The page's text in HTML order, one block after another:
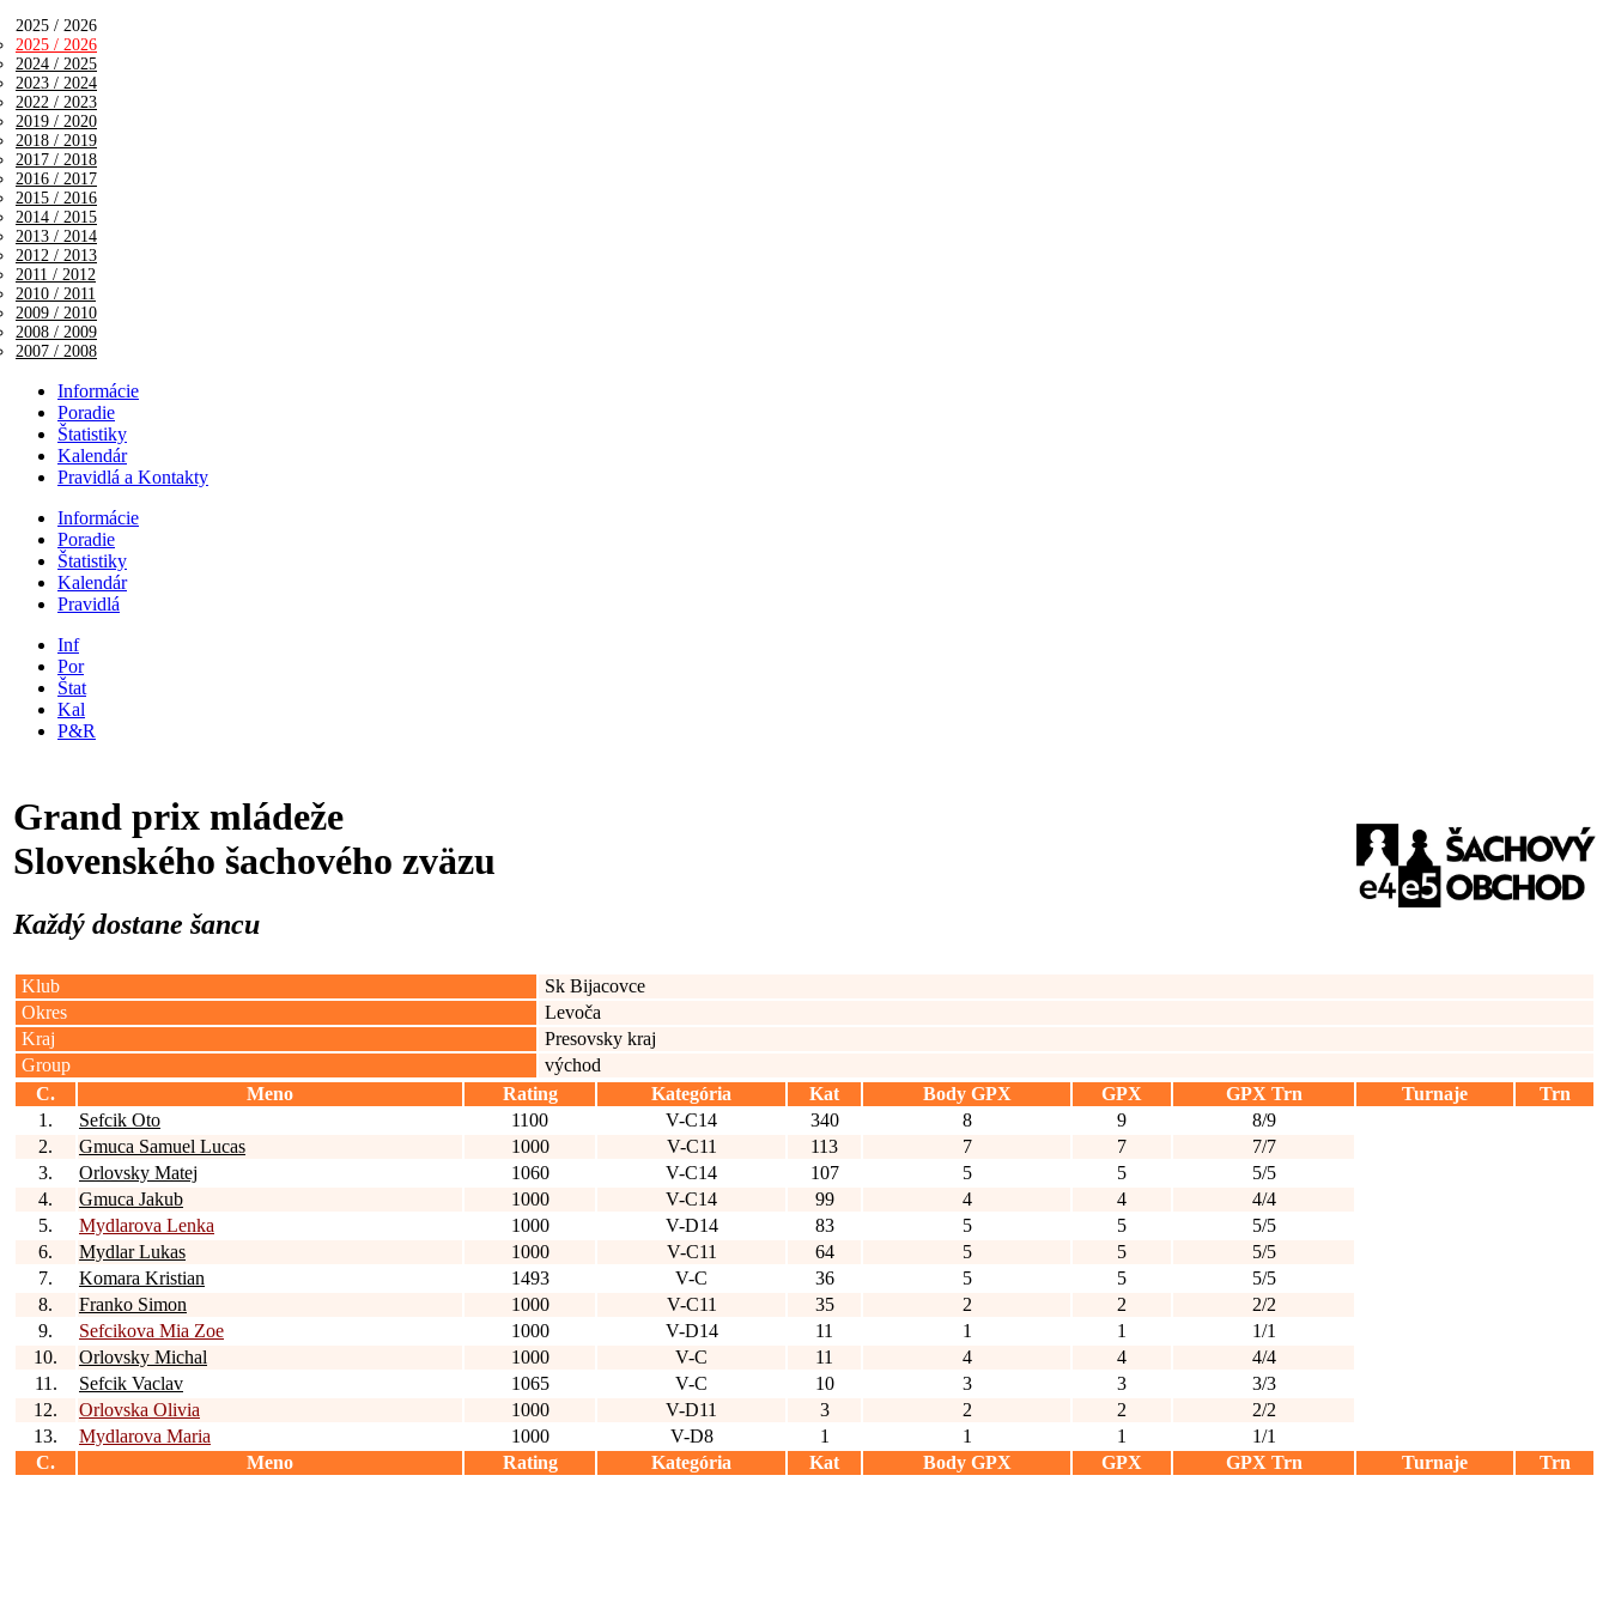
2025 / 2026
2025 / 2026
2024 / 2025
2023 / 2024
2022 / 2023
2019 / 2020
2018 / 2019
2017 / 2018
2016 / 2017
2015 / 2016
2014 / 2015
2013 / 2014
2012 / 2013
2011 / 2012
2010 / 2011
2009 / 2010
2008 / 2009
2007 / 2008
Informácie
Poradie
Štatistiky
Kalendár
Pravidlá a Kontakty
Informácie
Poradie
Štatistiky
Kalendár
Pravidlá
Inf
Por
Štat
Kal
P&R
Grand prix mládeže
Slovenského šachového zväzu
Každý dostane šancu
Klub
Sk Bijacovce
Okres
Levoča
Kraj
Presovsky kraj
Group
východ
C.
Meno Rating Kategória Kat Body GPX GPX GPX Trn Turnaje
Trn
1.
Sefcik Oto 1100 V-C14 340 8 9
8/9
2.
Gmuca Samuel Lucas 1000 V-C11 113 7 7
7/7
3.
Orlovsky Matej 1060 V-C14 107 5 5
5/5
4.
Gmuca Jakub 1000 V-C14 99 4 4
4/4
5.
Mydlarova Lenka 1000 V-D14 83 5 5
5/5
6.
Mydlar Lukas 1000 V-C11 64 5 5
5/5
7.
Komara Kristian 1493 V-C 36 5 5
5/5
8.
Franko Simon 1000 V-C11 35 2 2
2/2
9.
Sefcikova Mia Zoe 1000 V-D14 11 1 1
1/1
10.
Orlovsky Michal 1000 V-C 11 4 4
4/4
11.
Sefcik Vaclav 1065 V-C 10 3 3
3/3
12.
Orlovska Olivia 1000 V-D11 3 2 2
2/2
13.
Mydlarova Maria 1000 V-D8 1 1 1
1/1
C.
Meno Rating Kategória Kat Body GPX GPX GPX Trn Turnaje Trn